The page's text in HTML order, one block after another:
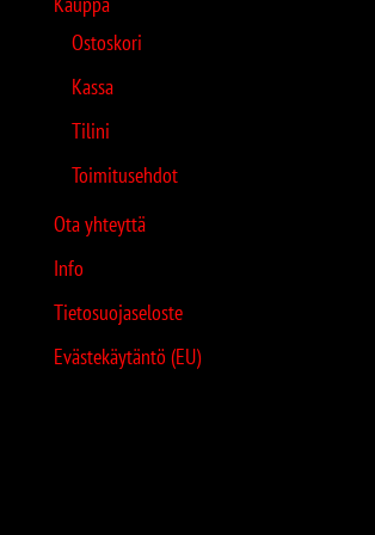
Ostoskori
Kassa
Tilini
Toimitusehdot
Ota yhteyttä
Info
Tietosuojaseloste
Evästekäytäntö (EU)